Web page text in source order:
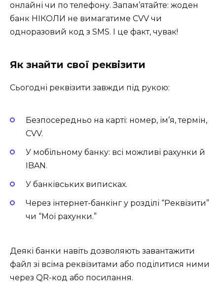
онлайні чи по телефону. Запам’ятайте: жоден
банк НІКОЛИ не вимагатиме CVV чи
одноразовий код з SMS. І це факт, чувак!
Як знайти свої реквізити
Сьогодні реквізити завжди під рукою:
Безпосередньо на карті: номер, ім’я, термін,
CVV.
У мобільному банку: всі можливі рахунки й
IBAN.
У банківських виписках.
Через інтернет-банкінг у розділі “Реквізити”
чи “Мої рахунки.”
Деякі банки навіть дозволяють завантажити
файл зі всіма реквізитами або поділитися ними
через QR-код або посилання.